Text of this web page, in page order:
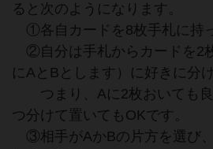
ると次のようになります。
①各自カードを8枚手札に持
②自分は手札からカードを2
にAとBとします）に好きに分
つまり、Aに2枚おいても良
つ分けて置いてもOKです。
③相手がAかBの片方を選び